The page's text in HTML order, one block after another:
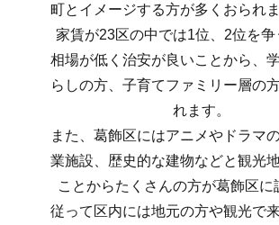
町とイメージする方が多くおられ
家賃が23区の中では1位、2位を
相場が低く治安が良いことから、
らしの方、子育てファミリー層の
れます。
また、葛飾区にはアニメやドラマ
業施設、歴史的な建物などと観光
ことからたくさんの方が葛飾区に
従って区内には地元の方や観光で